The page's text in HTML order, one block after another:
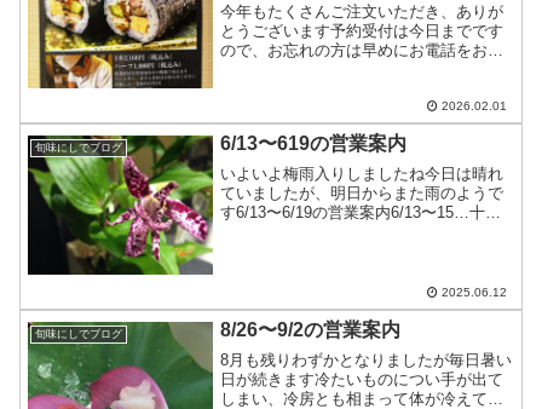
今年もたくさんご注文いただき、ありが
とうございます予約受付は今日までです
ので、お忘れの方は早めにお電話をお願
2026.02.01
旬味にしでブログ 6/13〜619の営業案内
いよいよ梅雨入りしましたね今日は晴れ
ていましたが、明日からまた雨のようで
す6/13〜6/19の営業案内6/13〜15…十分
2025.06.12
旬味にしでブログ 8/26〜9/2の営業案内
8月も残りわずかとなりましたが毎日暑い
日が続きます冷たいものについ手が出て
しまい、冷房とも相まって体が冷えてま